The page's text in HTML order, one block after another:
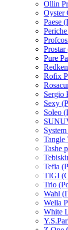
Ollin
Oyster
Paese
Prostar
Pure
Rofix
Sergio
Sexy
Soleo
Tangle
Tashe
Tefia
TIGI
Trio
Wahl
Wella
White